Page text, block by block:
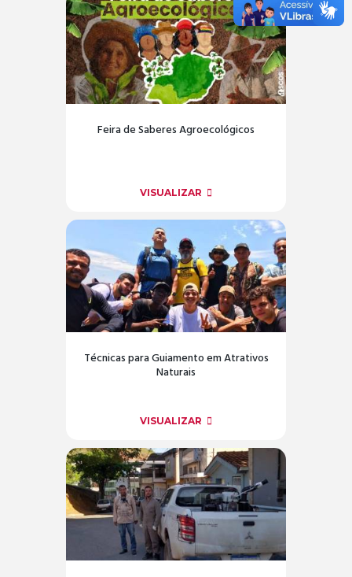
Feira de Saberes Agroecológicos
VISUALIZAR
Técnicas para Guiamento em Atrativos
Naturais
VISUALIZAR